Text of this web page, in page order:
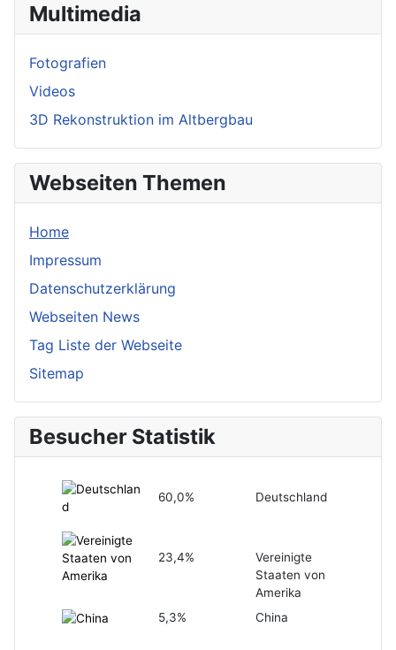
Multimedia
Fotografien
Videos
3D Rekonstruktion im Altbergbau
Webseiten Themen
Home
Impressum
Datenschutzerklärung
Webseiten News
Tag Liste der Webseite
Sitemap
Besucher Statistik
60,0% Deutschland
23,4%
Vereinigte
Staaten von
Amerika
5,3%
China